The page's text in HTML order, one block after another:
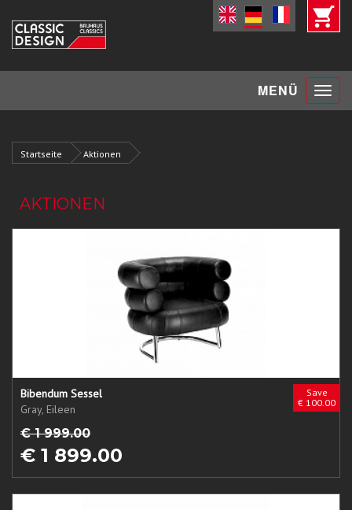
MENÜ Toggle
Startseite Aktionen
AKTIONEN
Save
€ 100.00
Bibendum Sessel
Gray, Eileen
€ 1 999.00
€ 1 899.00